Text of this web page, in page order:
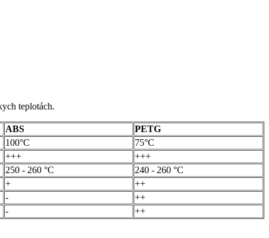
teplotách.
ABS
PETG
100°C
75°C
+++
+++
250 - 260 °C
240 - 260 °C
+
++
-
++
-
++